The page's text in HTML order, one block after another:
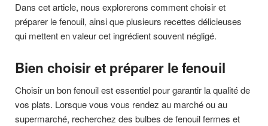
Dans cet article, nous explorerons comment choisir et
préparer le fenouil, ainsi que plusieurs recettes délicieuses
qui mettent en valeur cet ingrédient souvent négligé.
Bien choisir et préparer le fenouil
Choisir un bon fenouil est essentiel pour garantir la qualité de
vos plats. Lorsque vous vous rendez au marché ou au
supermarché, recherchez des bulbes de fenouil fermes et